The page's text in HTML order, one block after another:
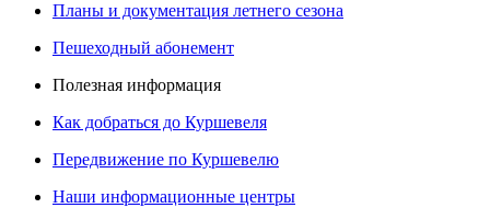
Планы и документация летнего сезона
Пешеходный абонемент
Полезная информация
Как добраться до Куршевеля
Передвижение по Куршевелю
Наши информационные центры